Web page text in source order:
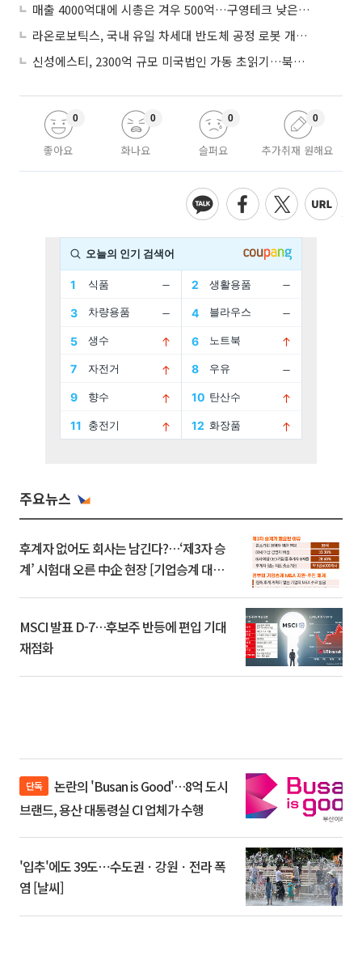
매출 4000억대에 시총은 겨우 500억…구영테크 낮은 몸값에 저가 승계 마무리
라온로보틱스, 국내 유일 차세대 반도체 공정 로봇 개발 ‘고객사 테스트 진행’
신성에스티, 2300억 규모 미국법인 가동 초읽기…북미 ESS 공략 본격화
좋아요
0
화나요
0
슬퍼요
0
추가취재 원해요
0
주요뉴스
후계자 없어도 회사는 남긴다?…‘제3자 승
계’ 시험대 오른 中企 현장 [기업승계 대전
MSCI 발표 D-7…후보주 반등에 편입 기대
재점화
단독
브랜드, 용산 대통령실 CI 업체가 수행
'입추'에도 39도⋯수도권ㆍ강원ㆍ전라 폭
염 [날씨]